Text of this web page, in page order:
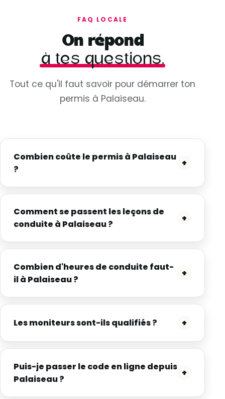
FAQ LOCALE
On répond
à tes questions.
Tout ce qu'il faut savoir pour démarrer ton
permis à Palaiseau.
Combien coûte le permis à Palaiseau
?
+
Comment se passent les leçons de
conduite à Palaiseau ?
+
Combien d'heures de conduite faut-
il à Palaiseau ?
+
Les moniteurs sont-ils qualifiés ? +
Puis-je passer le code en ligne depuis
Palaiseau ?
+